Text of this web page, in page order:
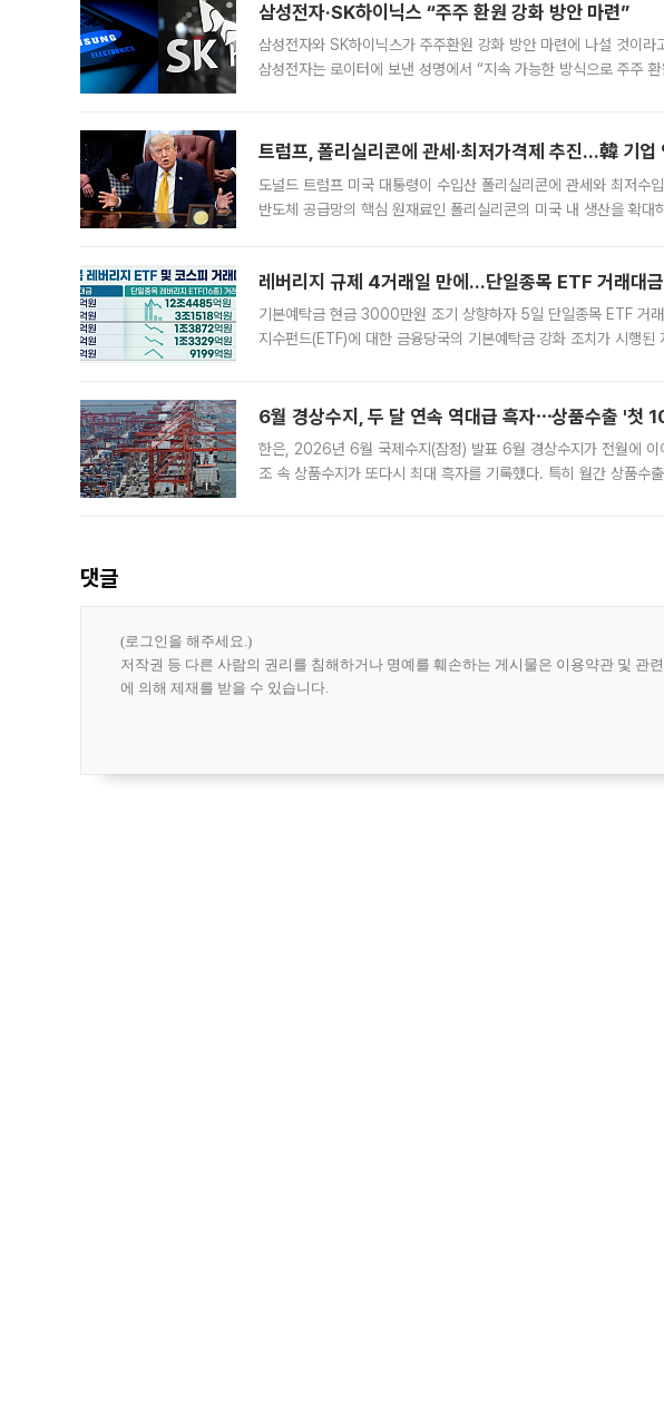
삼성전자·SK하이닉스 “주주 환원 강화 방안 마련”
삼성전자와 SK하이닉스가 주주환원 강화 방안 마련에 나설 것이라고 밝혔다. 5일(현지시간) 로이터
삼성전자는 로이터에 보낸 성명에서 “지속 가능한 방식으로 주주
트럼프, 폴리실리콘에 관세·최저가격제 추진…韓 기업
도널드 트럼프 미국 대통령이 수입산 폴리실리콘에 관세와 최저수
반도체 공급망의 핵심 원재료인 폴리실리콘의 미국 내 생산을 확
레버리지 규제 4거래일 만에…단일종목 ETF 거래대
기본예탁금 현금 3000만원 조기 상향하자 5일 단일종목 ETF 거
지수펀드(ETF)에 대한 금융당국의 기본예탁금 강화 조치가 시행
6월 경상수지, 두 달 연속 역대급 흑자⋯상품수출 '첫
한은, 2026년 6월 국제수지(잠정) 발표 6월 경상수지가 전월에 이
조 속 상품수지가 또다시 최대 흑자를 기록했다. 특히 월간 상품수
댓글